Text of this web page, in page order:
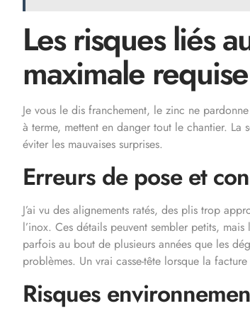
Les risques liés
maximale requise
Je vous le dis franchement, le zinc ne
à terme, mettent en danger tout le chantier.
éviter les mauvaises surprises.
Erreurs de pose et
J’ai vu des alignements ratés, des plis trop
l’inox. Ces détails peuvent sembler petits,
parfois au bout de plusieurs années que les
problèmes. Un vrai casse-tête lorsque la
Risques